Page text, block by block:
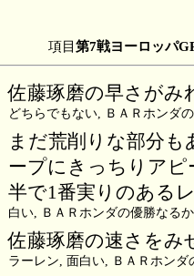
項目 第7戦ヨーロッパ
佐藤琢磨の早さが
どちらでもない, ＢＡＲホンダ
まだ荒削りな部分
ープにきっちりア
半で1番実りのある
白い, ＢＡＲホンダの優勝なる
佐藤琢磨の速さを
ラーレン, 面白い, ＢＡＲホン